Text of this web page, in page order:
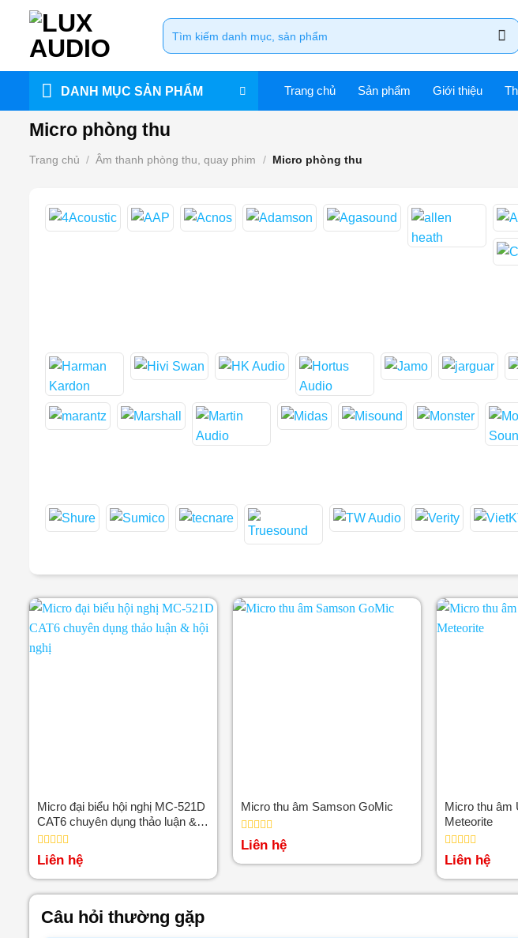
dung
Tìm
kiếm:
DANH MỤC SẢN PHẨM Trang chủ Sản phẩm Giới thiệu
Micro phòng thu
Trang chủ / Âm thanh phòng thu, quay phim / Micro phòng thu
Micro đại biểu hội nghị MC-521D
CAT6 chuyên dụng thảo luận &
hội nghị
Được
xếp
hạng
sao
Liên hệ
Micro thu âm Samson GoMic
Được
xếp
hạng
sao
Liên hệ
Micro thu âm
Meteorite
Được
xếp
hạng
Liên hệ
Câu hỏi thường gặp